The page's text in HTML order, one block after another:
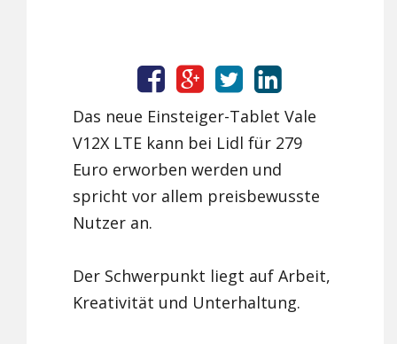
Das neue Einsteiger-Tablet Vale
V12X LTE kann bei Lidl für 279
Euro erworben werden und
spricht vor allem preisbewusste
Nutzer an.
Der Schwerpunkt liegt auf Arbeit,
Kreativität und Unterhaltung.